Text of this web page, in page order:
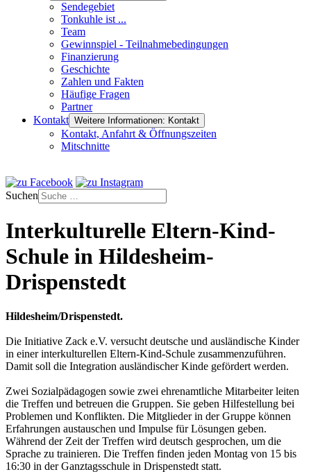
Sendegebiet
Tonkuhle ist ...
Team
Gewinnspiel - Teilnahmebedingungen
Finanzierung
Geschichte
Zahlen und Fakten
Häufige Fragen
Partner
Kontakt Weitere Informationen: Kontakt
Kontakt, Anfahrt & Öffnungszeiten
Mitschnitte
Suchen
Interkulturelle Eltern-Kind-
Schule in Hildesheim-
Drispenstedt
Hildesheim/Drispenstedt.
Die Initiative Zack e.V. versucht deutsche und ausländische Kinder
in einer interkulturellen Eltern-Kind-Schule zusammenzuführen.
Damit soll die Integration ausländischer Kinde gefördert werden.
Zwei Sozialpädagogen sowie zwei ehrenamtliche Mitarbeiter leiten
die Treffen und betreuen die Gruppen. Sie geben Hilfestellung bei
Problemen und Konflikten. Die Mitglieder in der Gruppe können
Erfahrungen austauschen und Impulse für Lösungen geben.
Während der Zeit der Treffen wird deutsch gesprochen, um die
Sprache zu trainieren. Die Treffen finden jeden Montag von 15 bis
16:30 in der Ganztagsschule in Drispenstedt statt.